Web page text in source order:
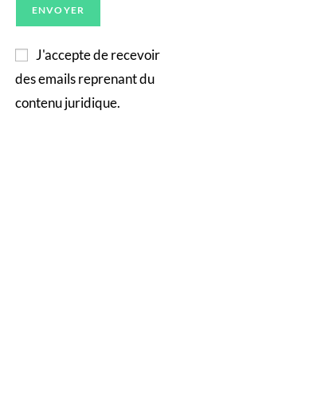
J'accepte de recevoir
des emails reprenant du
contenu juridique.